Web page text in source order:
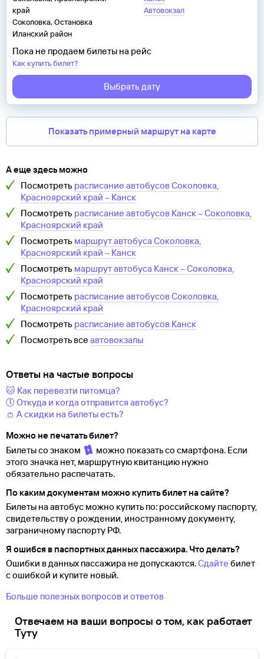
край
Соколовка, Остановка
Иланский район
Автовокзал
Пока не продаем билеты на рейс
Как купить билет?
Выбрать дату
Показать примерный маршрут на карте
А еще здесь можно
Посмотреть расписание автобусовСоколовка,
Красноярский край – Канск
Посмотреть расписание автобусов Канск–Соколовка,
Красноярский край
Посмотреть маршрут автобуса Соколовка,
Красноярский край – Канск
Посмотреть маршрут автобуса Канск–Соколовка,
Красноярский край
Посмотреть расписание автобусовСоколовка,
Красноярский край
Посмотреть расписание автобусов Канск
Посмотреть все автовокзалы
Ответы на частые вопросы
🐱 Как перевезти питомца?
🕔 Откуда и когда отправится автобус?
👛 А скидки на билеты есть?
Можно не печатать билет?
Билеты со знаком
можно показать со смартфона. Если
этого значка нет, маршрутную квитанцию нужно
обязательно распечатать.
По каким документам можно купить билет на сайте?
Билеты на автобус можно купить по: российскому паспорту,
свидетельству о рождении, иностранному документу,
заграничному паспорту РФ.
Я ошибся в паспортных данных пассажира. Что делать?
Ошибки в данных пассажира не допускаются.Сдайте билет
с ошибкой и купите новый.
Больше полезных вопросов и ответов
Отвечаем на ваши вопросы о том, как работает
Туту